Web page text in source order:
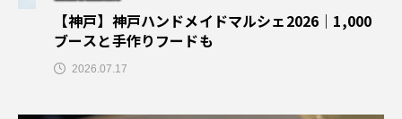
【神戸】神戸ハンドメイドマルシェ2026｜1,000
ブースと手作りフードも
2026.07.17